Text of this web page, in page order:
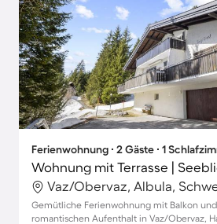
Ferienwohnung ∙ 2 Gäste ∙ 1
Wohnung mit Terrasse |
Vaz/Obervaz, Albula,
Gemütliche Ferienwohnung mit Balkon
romantischen Aufenthalt in Vaz/Obervaz,